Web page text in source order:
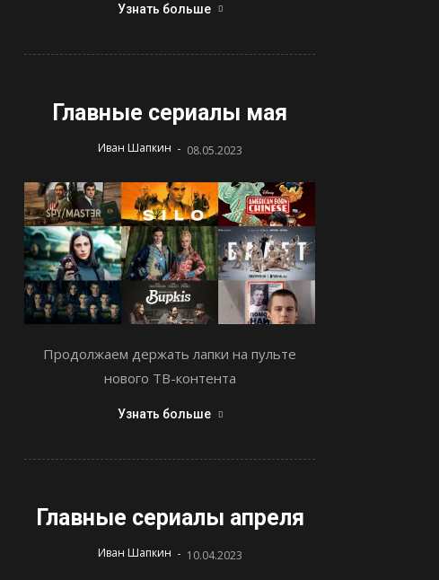
Узнать больше
Главные сериалы мая
Иван Шапкин - 08.05.2023
Продолжаем держать лапки на пульте
нового ТВ-контента
Узнать больше
Главные сериалы апреля
Иван Шапкин - 10.04.2023